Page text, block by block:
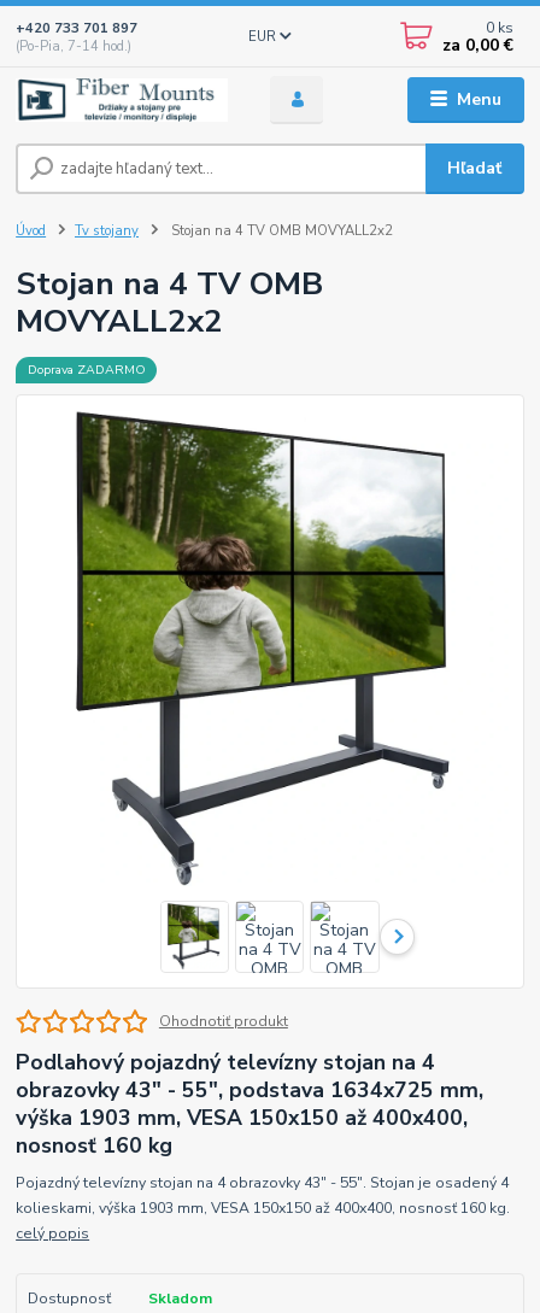
Menu
EUR
Hľadať
+420 733 701 897
(Po-Pia, 7-14 hod.)
0 ks
za 0,00 €
Úvod Tv stojany Stojan na 4 TV OMB MOVYALL2x2
Stojan na 4 TV OMB
MOVYALL2x2
Doprava ZADARMO
Ohodnotiť produkt
Podlahový pojazdný televízny stojan na 4
obrazovky 43" - 55", podstava 1634x725 mm,
výška 1903 mm, VESA 150x150 až 400x400,
nosnosť 160 kg
Pojazdný televízny stojan na 4 obrazovky 43" - 55". Stojan je osadený 4
kolieskami, výška 1903 mm, VESA 150x150 až 400x400, nosnosť 160 kg.
celý popis
Dostupnosť Skladom